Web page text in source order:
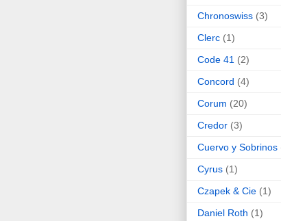
Chronoswiss (3)
Clerc (1)
Code 41 (2)
Concord (4)
Corum (20)
Credor (3)
Cuervo y Sobrinos
Cyrus (1)
Czapek & Cie (1)
Daniel Roth (1)